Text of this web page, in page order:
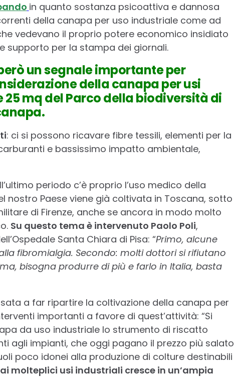
in quanto sostanza psicoattiva e dannosa
della canapa per uso industriale come ad
vedevano il proprio potere economico insidiato
supporto per la stampa dei giornali.
un segnale importante per
della canapa per usi
mq del Parco della biodiversità di
: ci si possono ricavare fibre tessili, elementi per la
e bassissimo impatto ambientale,
periodo c’è proprio l’uso medico della
nostro Paese viene già coltivata in Toscana, sotto
di Firenze, anche se ancora in modo molto
Su questo tema è intervenuto Paolo Poli,
Santa Chiara di Pisa: “Primo, alcune
fibromialgia. Secondo: molti dottori si rifiutano
bisogna produrre di più e farlo in Italia, basta
a far ripartire la coltivazione della canapa per
importanti a favore di quest’attività: “Si
da uso industriale lo strumento di riscatto
agli impianti, che oggi pagano il prezzo più salato
poco idonei alla produzione di colture destinabili
molteplici usi industriali cresce in un’ampia